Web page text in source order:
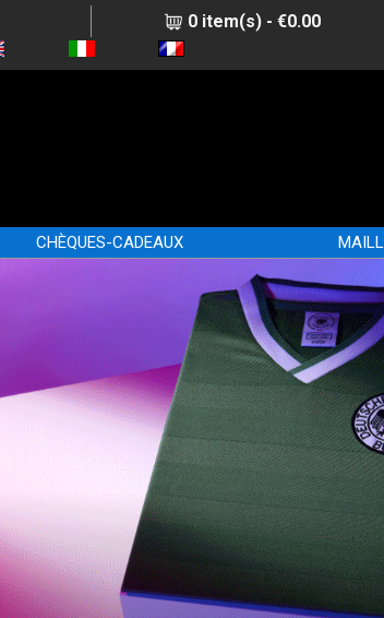
0 item(s) - €0.00
CHÈQUES-CADEAUX